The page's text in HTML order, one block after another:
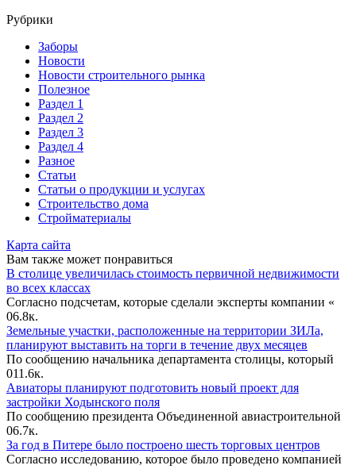
Рубрики
Заборы
Новости
Новости строительного рынка
Полезное
Раздел 1
Раздел 2
Раздел 3
Раздел 4
Разное
Статьи
Статьи o продукции и услугах
Строительство дома
Стройматериалы
Карта сайта
Вам также может понравиться
В столице увеличилась стоимость первичной недвижимости
во всех классах
Согласно подсчетам, которые сделали эксперты компании «
06.8к.
Земельные участки, расположенные на территории ЗИЛа,
планируют выставить на торги в течение двух месяцев
По сообщению начальника департамента столицы, который
011.6к.
Авиаторы планируют подготовить новый проект для
застройки Ходынского поля
По сообщению президента Объединенной авиастроительной
06.7к.
За год в Питере было построено шесть торговых центров
Согласно исследованию, которое было проведено компанией